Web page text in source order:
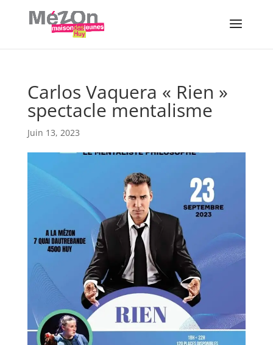
Carlos Vaquera « Rien »
spectacle mentalisme
Juin 13, 2023